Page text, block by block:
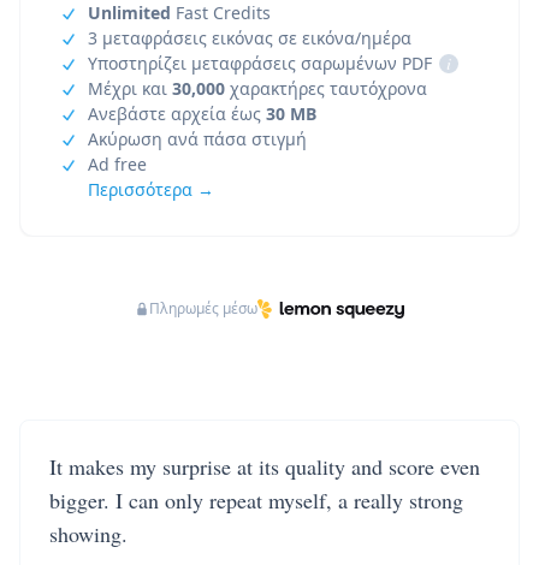
Unlimited Fast Credits
3 μεταφράσεις εικόνας σε εικόνα/ημέρα
Υποστηρίζει μεταφράσεις σαρωμένων PDF
i
Μέχρι και 30,000 χαρακτήρες ταυτόχρονα
Ανεβάστε αρχεία έως 30 MB
Ακύρωση ανά πάσα στιγμή
Ad free
Περισσότερα →
Πληρωμές μέσω
It makes my surprise at its quality and score even
bigger. I can only repeat myself, a really strong
showing.